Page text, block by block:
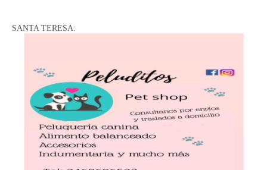
SANTA TERESA: